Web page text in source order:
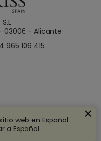
03006 - Alicante
965 106 415
web en Español.
a Español